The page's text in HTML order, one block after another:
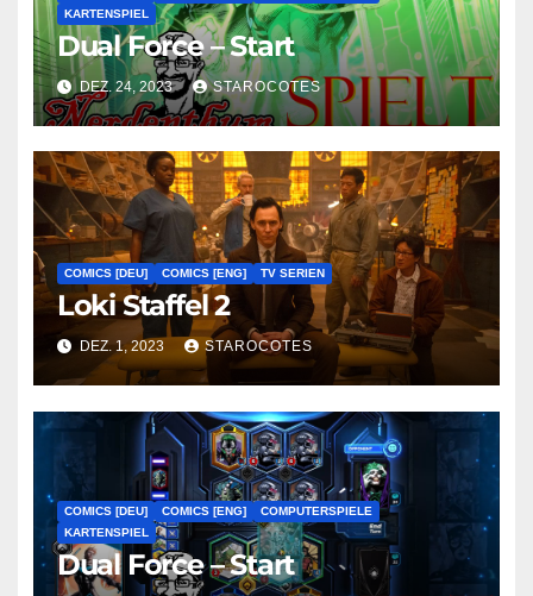
KARTENSPIEL
Dual Force – Start
DEZ. 24, 2023 STAROCOTES
COMICS [DEU] COMICS [ENG] TV SERIEN
Loki Staffel 2
DEZ. 1, 2023 STAROCOTES
COMICS [DEU] COMICS [ENG]
COMPUTERSPIELE
KARTENSPIEL
Dual Force – Start